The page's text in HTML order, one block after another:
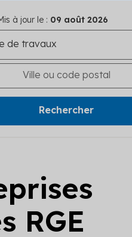
à jour le : 09 août 2026
RGE